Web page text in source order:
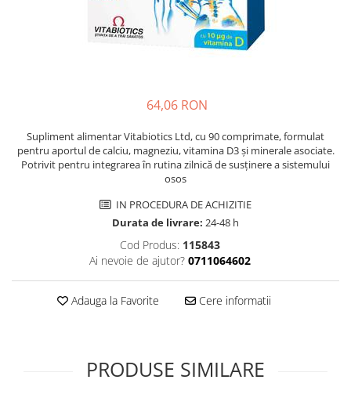
Sistemul respirator
Slabire si control greutate
Supliment Complexe
Supliment Vitamina D3
Balsam masca si tratament
64,06 RON
Supliment alimentar Vitabiotics Ltd, cu 90 comprimate, formulat
pentru aportul de calciu, magneziu, vitamina D3 și minerale asociate.
Potrivit pentru integrarea în rutina zilnică de susținere a sistemului
osos
IN PROCEDURA DE ACHIZITIE
Durata de livrare: 24-48 h
Cod Produs: 115843
Ai nevoie de ajutor? 0711064602
Adauga la Favorite Cere informatii
PRODUSE SIMILARE